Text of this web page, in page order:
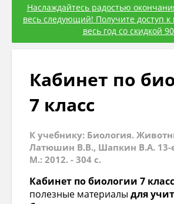
Наслаждайтесь радостью
весь следующий! Получите доступ
весь год со скидкой
Кабинет по
7 класс
К учебнику: Биология.
Латюшин В.В., Шапкин В.А. 13-
М.: 2012. - 304 с.
Кабинет по биологии 7 класс
полезные материалы для